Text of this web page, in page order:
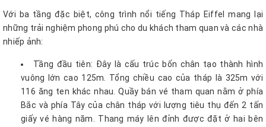
Với ba tầng đặc biệt, công trình nổi tiếng Tháp Eiffel mang lại
những trải nghiệm phong phú cho du khách tham quan và các nhà
nhiếp ảnh:
Tầng đầu tiên: Đây là cấu trúc bốn chân tạo thành hình
vuông lớn cao 125m. Tổng chiều cao của tháp là 325m với
116 ăng ten khác nhau. Quầy bán vé tham quan nằm ở phía
Bắc và phía Tây của chân tháp với lượng tiêu thụ đến 2 tấn
giấy vé hàng năm. Thang máy lên đỉnh được đặt ở hai bên